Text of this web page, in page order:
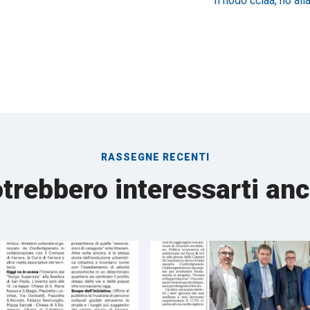
RASSEGNE RECENTI
interessarti